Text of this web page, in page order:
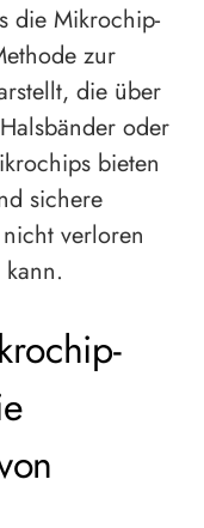
die Mikrochip-
zur
die über
oder
bieten
sichere
verloren